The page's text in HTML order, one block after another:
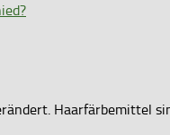
Haarfärbemittel